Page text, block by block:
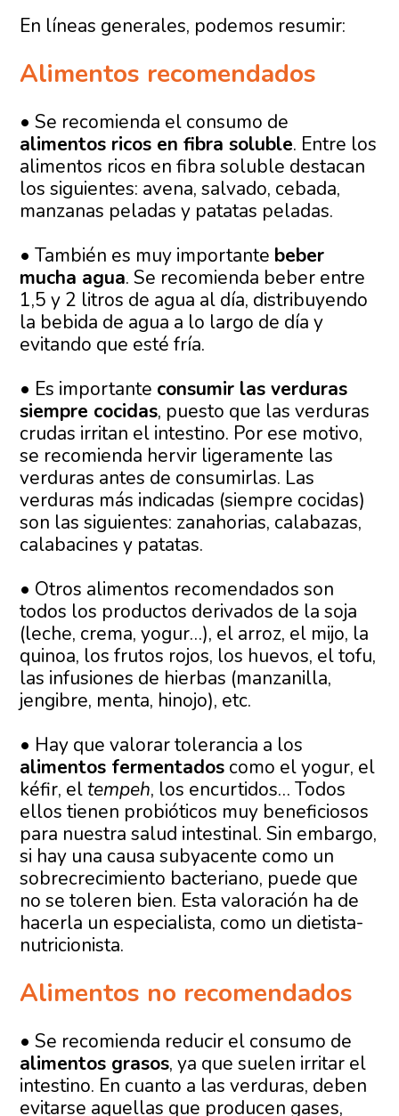
En líneas generales, podemos resumir:
Alimentos recomendados
• Se recomienda el consumo de
alimentos ricos en fibra soluble. Entre los
alimentos ricos en fibra soluble destacan
los siguientes: avena, salvado, cebada,
manzanas peladas y patatas peladas.
• También es muy importante beber
mucha agua. Se recomienda beber entre
1,5 y 2 litros de agua al día, distribuyendo
la bebida de agua a lo largo de día y
evitando que esté fría.
• Es importante consumir las verduras
siempre cocidas, puesto que las verduras
crudas irritan el intestino. Por ese motivo,
se recomienda hervir ligeramente las
verduras antes de consumirlas. Las
verduras más indicadas (siempre cocidas)
son las siguientes: zanahorias, calabazas,
calabacines y patatas.
• Otros alimentos recomendados son
todos los productos derivados de la soja
(leche, crema, yogur…), el arroz, el mijo, la
quinoa, los frutos rojos, los huevos, el tofu,
las infusiones de hierbas (manzanilla,
jengibre, menta, hinojo), etc.
• Hay que valorar tolerancia a los
alimentos fermentados como el yogur, el
kéfir, eltempeh, los encurtidos… Todos
ellos tienen probióticos muy beneficiosos
para nuestra salud intestinal. Sin embargo,
si hay una causa subyacente como un
sobrecrecimiento bacteriano, puede que
no se toleren bien. Esta valoración ha de
hacerla un especialista, como un dietista-
nutricionista.
Alimentos no recomendados
• Se recomienda reducir el consumo de
alimentos grasos, ya que suelen irritar el
intestino. En cuanto a las verduras, deben
evitarse aquellas que producen gases,